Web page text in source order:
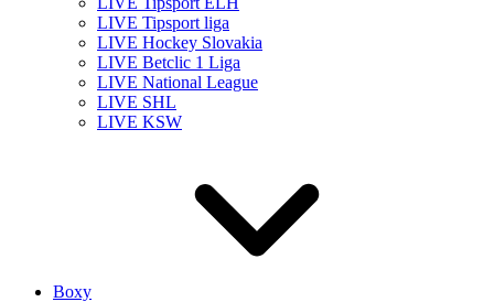
LIVE Tipsport liga
LIVE Hockey Slovakia
LIVE Betclic 1 Liga
LIVE National League
LIVE SHL
LIVE KSW
Boxy